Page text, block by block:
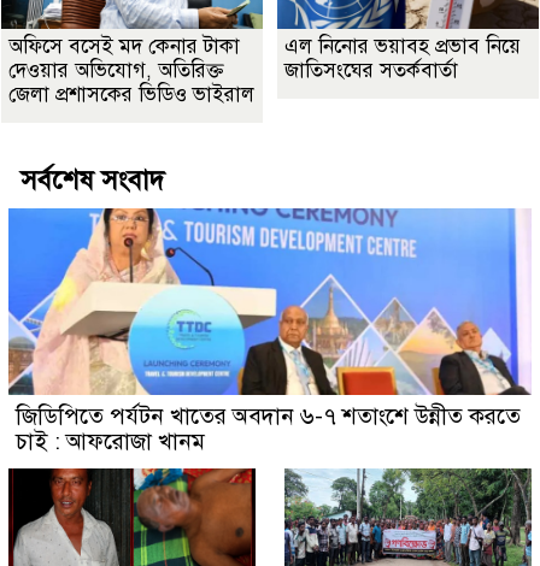
অফিসে বসেই মদ কেনার টাকা
দেওয়ার অভিযোগ, অতিরিক্ত
জেলা প্রশাসকের ভিডিও ভাইরাল
এল নিনোর ভয়াবহ প্রভাব নিয়ে
জাতিসংঘের সতর্কবার্তা
সর্বশেষ সংবাদ
জিডিপিতে পর্যটন খাতের অবদান ৬-৭ শতাংশে উন্নীত করতে
চাই : আফরোজা খানম